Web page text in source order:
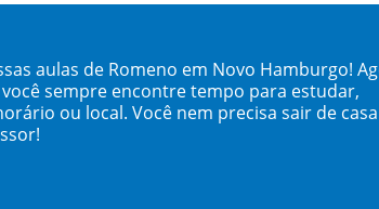
aulas de Romeno em Novo Hamburgo!
sempre encontre tempo para estudar,
ou local. Você nem precisa sair de